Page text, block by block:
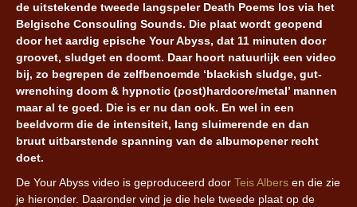
de uitstekende tweede langspeler Death Poems los via het
Belgische Consouling Sounds. Die plaat wordt geopend
door het aardig epische Your Abyss, dat 11 minuten door
groovet, sludget en doomt. Daar hoort natuurlijk een video
bij, zo begrepen de zelfbenoemde ‘blackish sludge, gut-
wrenching doom & hypnotic (post)hardcore/metal’ mannen
maar al te goed. Die is er nu dan ook. En wel in een
beeldvorm die de intensiteit, lang sluimerende en dan
bruut uitbarstende spanning van de albumopener recht
doet.
De Your Abyss video is geproduceerd door Teis Albers en die zie
je hieronder. Daaronder vind je die hele tweede plaat op de